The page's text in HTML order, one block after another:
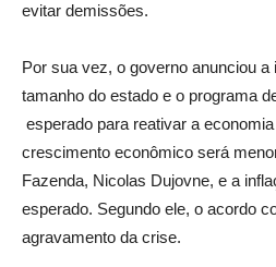
evitar demissões.
Por sua vez, o governo anunciou
tamanho do estado e o programa
esperado para reativar a
crescimento econômico será
Fazenda, Nicolas Dujovne, e a
esperado. Segundo ele, o acordo
agravamento da crise.